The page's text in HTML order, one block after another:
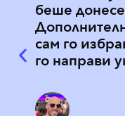
беше
сам го
го направи